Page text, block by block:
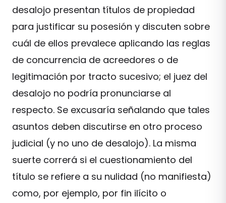
desalojo presentan títulos de propiedad
para justificar su posesión y discuten sobre
cuál de ellos prevalece aplicando las reglas
de concurrencia de acreedores o de
legitimación por tracto sucesivo; el juez del
desalojo no podría pronunciarse al
respecto. Se excusaría señalando que tales
asuntos deben discutirse en otro proceso
judicial (y no uno de desalojo). La misma
suerte correrá si el cuestionamiento del
título se refiere a su nulidad (no manifiesta)
como, por ejemplo, por fin ilícito o